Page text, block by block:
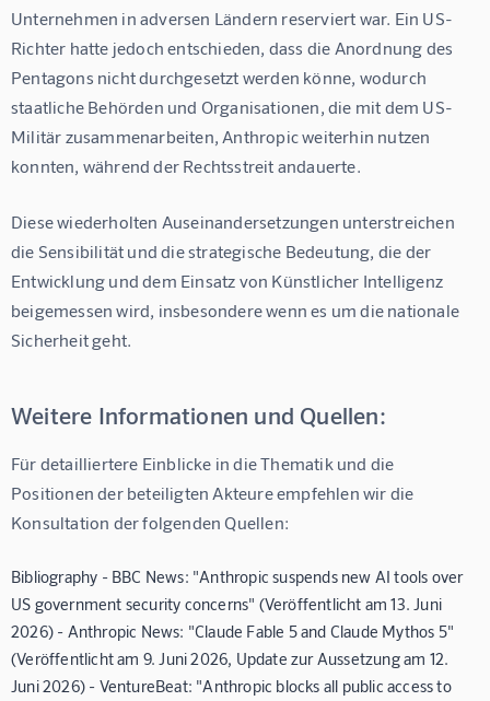
Unternehmen in adversen Ländern reserviert war. Ein US-
Richter hatte jedoch entschieden, dass die Anordnung des
Pentagons nicht durchgesetzt werden könne, wodurch
staatliche Behörden und Organisationen, die mit dem US-
Militär zusammenarbeiten, Anthropic weiterhin nutzen
konnten, während der Rechtsstreit andauerte.
Diese wiederholten Auseinandersetzungen unterstreichen
die Sensibilität und die strategische Bedeutung, die der
Entwicklung und dem Einsatz von Künstlicher Intelligenz
beigemessen wird, insbesondere wenn es um die nationale
Sicherheit geht.
Weitere Informationen und Quellen:
Für detailliertere Einblicke in die Thematik und die
Positionen der beteiligten Akteure empfehlen wir die
Konsultation der folgenden Quellen:
Bibliography - BBC News: "Anthropic suspends new AI tools over
US government security concerns" (Veröffentlicht am 13. Juni
2026) - Anthropic News: "Claude Fable 5 and Claude Mythos 5"
(Veröffentlicht am 9. Juni 2026, Update zur Aussetzung am 12.
Juni 2026) - VentureBeat: "Anthropic blocks all public access to